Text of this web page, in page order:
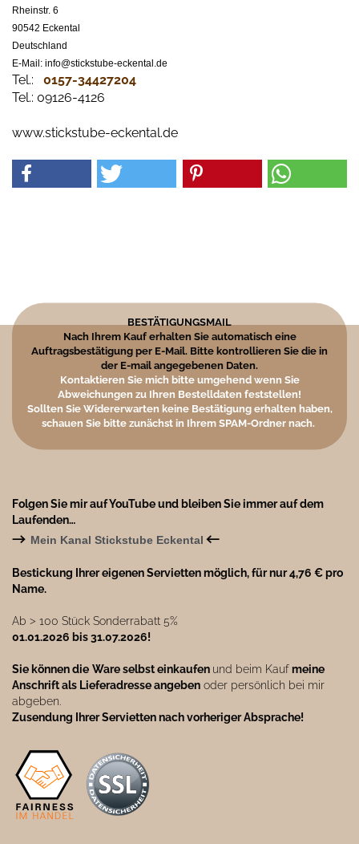
Rheinstr. 6
90542 Eckental
Deutschland
E-Mail: info@stickstube-eckental.de
Tel.: 0157-34427204​
Tel.: 09126-4126
www.stickstube-eckental.de
BESTÄTIGUNGSMAIL
Nach Ihrem Kauf erhalten Sie automatisch eine
Auftragsbestätigung per E-Mail. Bitte kontrollieren Sie die in
der E-mail angegebenen Daten.
Kontaktieren Sie mich bitte umgehend wenn Sie
Abweichungen zu Ihren Bestelldaten feststellen!
Sollten Sie Widererwarten keine Bestätigung erhalten haben,
schauen Sie bitte zunächst in Ihrem SPAM-Ordner nach.
Folgen Sie mir auf YouTube und bleiben Sie immer auf dem
Laufenden…
→ Mein Kanal Stickstube Eckental ←
Bestickung Ihrer eigenen Servietten möglich, für nur 4,76 € pro
Name.
Ab ˃ 100 Stück Sonderrabatt 5%
01.01.2026 bis 31.07.2026!
Sie können die Ware selbst einkaufen und beim Kaufmeine
Anschrift als Lieferadresse angeben oder persönlich bei mir
abgeben.
Zusendung Ihrer Servietten nach vorheriger Absprache!